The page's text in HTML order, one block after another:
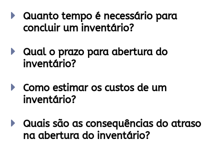
Quanto tempo é necessário para
concluir um inventário?
Qual o prazo para abertura do
inventário?
Como estimar os custos de um
inventário?
Quais são as consequências do atraso
na abertura do inventário?